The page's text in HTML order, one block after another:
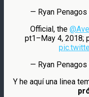
— Ryan Penagos
Official, the
pt1–May 4, 2018;
— Ryan Penagos
Y he aquí una linea